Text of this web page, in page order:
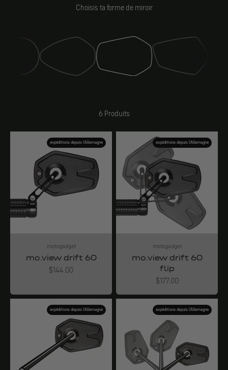
Choisis ta forme de miroir
Miroir (classic) Miroir (club) Miroir (sport) Miroir (drift)
6 Produits
expéditions depuis l'Allemagne
motogadget
mo.view drift 60
Angebot
$144.00
expéditions depuis l'Allemagne
motogadget
mo.view drift 60
flip
Angebot
$177.00
expéditions depuis l'Allemagne expéditions depuis l'Allemagne